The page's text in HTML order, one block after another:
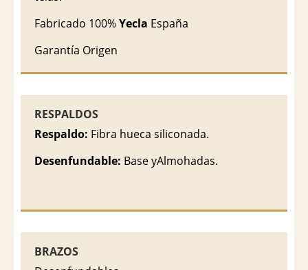
Fabricado 100%Yecla España
Garantía Origen
RESPALDOS
Respaldo: Fibra hueca siliconada.
Desenfundable: Base yAlmohadas.
BRAZOS